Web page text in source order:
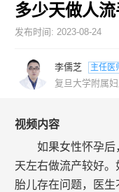
多少天做人
发布时间: 2023-08-24
李儒芝 主任医
复旦大学附属
视频内容
如果女性怀孕
天左右做流产较好
胎儿存在问题，医